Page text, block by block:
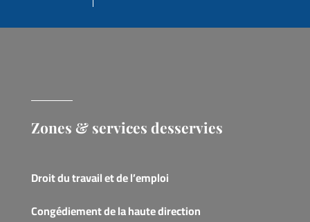
Zones & services desservies
Droit du travail et de l’emploi
Congédiement de la haute direction